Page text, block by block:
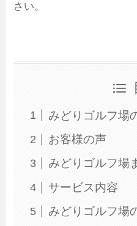
さい。
みどりゴルフ場
お客様の声
みどりゴルフ場
サービス内容
みどりゴルフ場